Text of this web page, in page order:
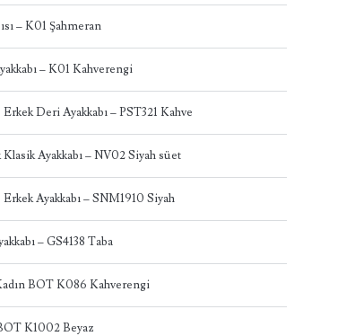
– K01 Şahmeran
– K01 Kahverengi
Deri Ayakkabı – PST321 Kahve
Ayakkabı – NV02 Siyah süet
Ayakkabı – SNM1910 Siyah
– GS4138 Taba
BOT K086 Kahverengi
K1002 Beyaz